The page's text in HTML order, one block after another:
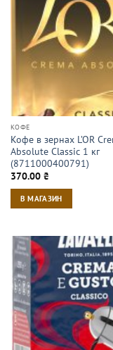
КОФЕ
Кофе в зернах L’OR
Absolute Classic 1 кг
(8711000400791)
370.00 ₴
В МАГАЗИН